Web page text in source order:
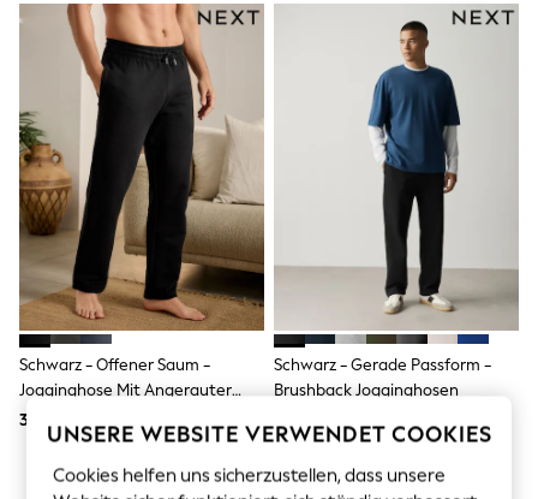
Flip Flops
Sliders
Jumpsuits & Playsuits
Linen Collection
Sandals
Shorts
Trousers
Sun Hats & Caps
T-Shirts & Vests
Men's Holiday Shop
All Swimwear
Accessories
Bags & Luggage
Footwear
Hats
Linen Collection
Loafers
Polo Shirts
Sandals & Flipflops
Shirts
Shorts
T-Shirts
Schwarz - Offener Saum -
Jogginghose Mit Angerauter
Innenseite In Normaler
Passform
36 €
Schwarz - Gerade Passform -
Brushback Jogginghosen
UNSERE WEBSITE VERWENDET COOKIES
Cookies helfen uns sicherzustellen, dass unsere